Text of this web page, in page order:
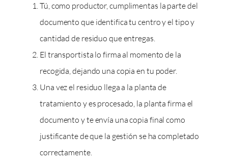
Tú, como productor, cumplimentas la parte del
documento que identifica tu centro y el tipo y
cantidad de residuo que entregas.
El transportista lo firma al momento de la
recogida, dejando una copia en tu poder.
Una vez el residuo llega a la planta de
tratamiento y es procesado, la planta firma el
documento y te envía una copia final como
justificante de que la gestión se ha completado
correctamente.